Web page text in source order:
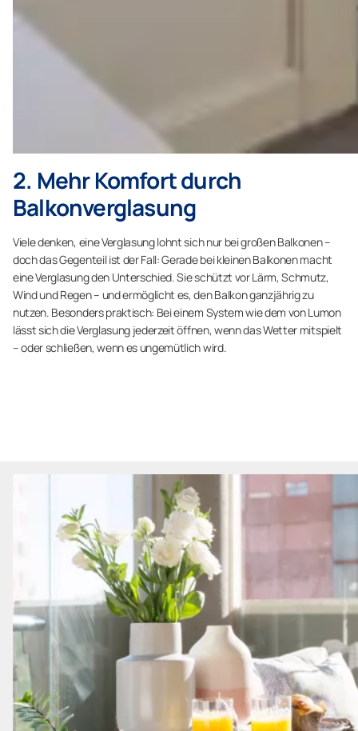
2. Mehr Komfort durch
Balkonverglasung
Viele denken, eine Verglasung lohnt sich nur bei großen Balkonen –
doch das Gegenteil ist der Fall: Gerade bei kleinen Balkonen macht
eine Verglasung den Unterschied. Sie schützt vor Lärm, Schmutz,
Wind und Regen – und ermöglicht es, den Balkon ganzjährig zu
nutzen. Besonders praktisch: Bei einem System wie dem von Lumon
lässt sich die Verglasung jederzeit öffnen, wenn das Wetter mitspielt
– oder schließen, wenn es ungemütlich wird.